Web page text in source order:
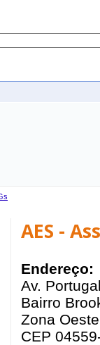
AES -
Endereço:
Av.
Bairro
Zona
CEP